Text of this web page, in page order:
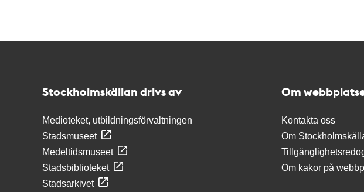
Stockholmskällan drivs av
Medioteket, utbildningsförvaltningen
Stadsmuseet
Medeltidsmuseet
Stadsbiblioteket
Stadsarkivet
Om
Kontakta oss
Om
Om kakor på